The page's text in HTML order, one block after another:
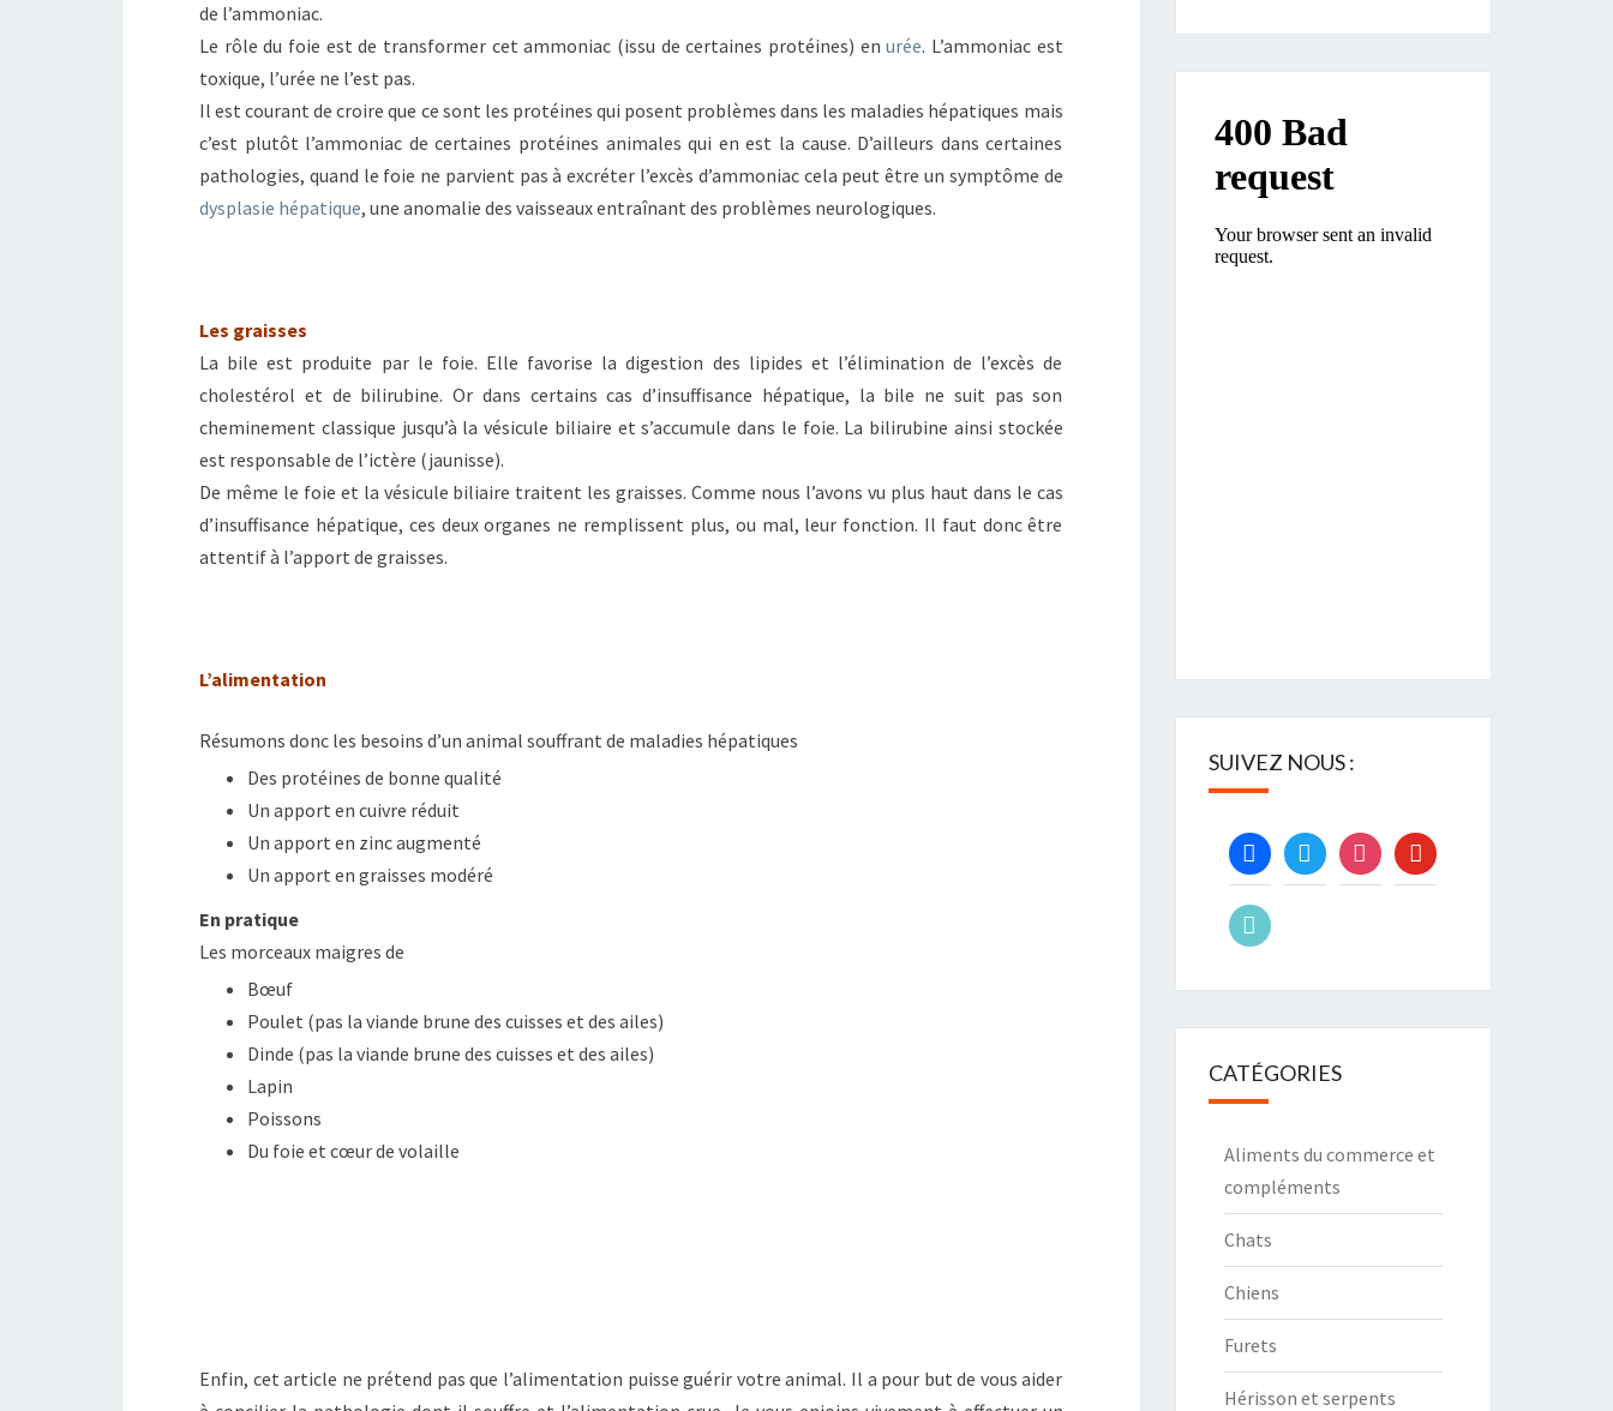
de l’ammoniac.
Le rôle du foie est de transformer cet ammoniac (issu de certaines protéines) enurée. L’ammoniac est
toxique, l’urée ne l’est pas.
Il est courant de croire que ce sont les protéines qui posent problèmes dans les maladies hépatiques mais
c’est plutôt l’ammoniac de certaines protéines animales qui en est la cause. D’ailleurs dans certaines
pathologies, quand le foie ne parvient pas à excréter l’excès d’ammoniac cela peut être un symptôme de
dysplasie hépatique, une anomalie des vaisseaux entraînant des problèmes neurologiques.
Les graisses
La bile est produite par le foie. Elle favorise la digestion des lipides et l’élimination de l’excès de
cholestérol et de bilirubine. Or dans certains cas d’insuffisance hépatique, la bile ne suit pas son
cheminement classique jusqu’à la vésicule biliaire et s’accumule dans le foie. La bilirubine ainsi stockée
est responsable de l’ictère (jaunisse).
De même le foie et la vésicule biliaire traitent les graisses. Comme nous l’avons vu plus haut dans le cas
d’insuffisance hépatique, ces deux organes ne remplissent plus, ou mal, leur fonction. Il faut donc être
attentif à l’apport de graisses.
L’alimentation
Résumons donc les besoins d’un animal souffrant de maladies hépatiques
Des protéines de bonne qualité
Un apport en cuivre réduit
Un apport en zinc augmenté
Un apport en graisses modéré
En pratique
Les morceaux maigres de
Bœuf
Poulet (pas la viande brune des cuisses et des ailes)
Dinde (pas la viande brune des cuisses et des ailes)
Lapin
Poissons
Du foie et cœur de volaille
Enfin, cet article ne prétend pas que l’alimentation puisse guérir votre animal. Il a pour but de vous aider
SUIVEZ NOUS :
facebooktwitterinstagramyoutube
tiktok
CATÉGORIES
Aliments du commerce et
compléments
Chats
Chiens
Furets
Hérisson et serpents